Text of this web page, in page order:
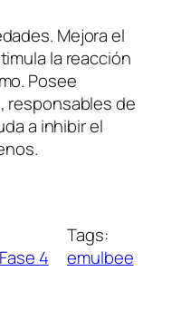
Mejora el
la reacción
Posee
responsables de
a inhibir el
Fase 4
Tags:
emulbee